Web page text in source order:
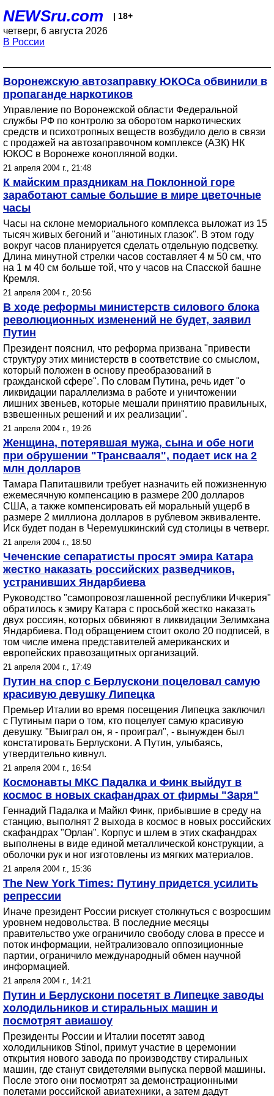
NEWSru.com | 18+
четверг, 6 августа 2026
В России
Воронежскую автозаправку ЮКОСа обвинили в
пропаганде наркотиков
Управление по Воронежской области Федеральной
службы РФ по контролю за оборотом наркотических
средств и психотропных веществ возбудило дело в связи
с продажей на автозаправочном комплексе (АЗК) НК
ЮКОС в Воронеже конопляной водки.
21 апреля 2004 г., 21:48
К майским праздникам на Поклонной горе
заработают самые большие в мире цветочные
часы
Часы на склоне мемориального комплекса выложат из 15
тысяч живых бегоний и "анютиных глазок". В этом году
вокруг часов планируется сделать отдельную подсветку.
Длина минутной стрелки часов составляет 4 м 50 см, что
на 1 м 40 см больше той, что у часов на Спасской башне
Кремля.
21 апреля 2004 г., 20:56
В ходе реформы министерств силового блока
революционных изменений не будет, заявил
Путин
Президент пояснил, что реформа призвана "привести
структуру этих министерств в соответствие со смыслом,
который положен в основу преобразований в
гражданской сфере". По словам Путина, речь идет "о
ликвидации параллелизма в работе и уничтожении
лишних звеньев, которые мешали принятию правильных,
взвешенных решений и их реализации".
21 апреля 2004 г., 19:26
Женщина, потерявшая мужа, сына и обе ноги
при обрушении "Трансвааля", подает иск на 2
млн долларов
Тамара Папиташвили требует назначить ей пожизненную
ежемесячную компенсацию в размере 200 долларов
США, а также компенсировать ей моральный ущерб в
размере 2 миллиона долларов в рублевом эквиваленте.
Иск будет подан в Черемушкинский суд столицы в четверг.
21 апреля 2004 г., 18:50
Чеченские сепаратисты просят эмира Катара
жестко наказать российских разведчиков,
устранивших Яндарбиева
Руководство "самопровозглашенной республики Ичкерия"
обратилось к эмиру Катара с просьбой жестко наказать
двух россиян, которых обвиняют в ликвидации Зелимхана
Яндарбиева. Под обращением стоит около 20 подписей, в
том числе имена представителей американских и
европейских правозащитных организаций.
21 апреля 2004 г., 17:49
Путин на спор с Берлускони поцеловал самую
красивую девушку Липецка
Премьер Италии во время посещения Липецка заключил
с Путиным пари о том, кто поцелует самую красивую
девушку. "Выиграл он, я - проиграл", - вынужден был
констатировать Берлускони. А Путин, улыбаясь,
утвердительно кивнул.
21 апреля 2004 г., 16:54
Космонавты МКС Падалка и Финк выйдут в
космос в новых скафандрах от фирмы "Заря"
Геннадий Падалка и Майкл Финк, прибывшие в среду на
станцию, выполнят 2 выхода в космос в новых российских
скафандрах "Орлан". Корпус и шлем в этих скафандрах
выполнены в виде единой металлической конструкции, а
оболочки рук и ног изготовлены из мягких материалов.
21 апреля 2004 г., 15:36
The New York Times: Путину придется усилить
репрессии
Иначе президент России рискует столкнуться с возросшим
уровнем недовольства. В последние месяцы
правительство уже ограничило свободу слова в прессе и
поток информации, нейтрализовало оппозиционные
партии, ограничило международный обмен научной
информацией.
21 апреля 2004 г., 14:21
Путин и Берлускони посетят в Липецке заводы
холодильников и стиральных машин и
посмотрят авиашоу
Президенты России и Италии посетят завод
холодильников Stinol, примут участие в церемонии
открытия нового завода по производству стиральных
машин, где станут свидетелями выпуска первой машины.
После этого они посмотрят за демонстрационными
полетами российской авиатехники, а затем дадут